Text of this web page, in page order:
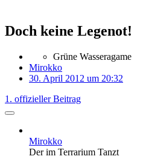
Doch keine Legenot!
Grüne Wasseragame
Mirokko
30. April 2012 um 20:32
1. offizieller Beitrag
Mirokko
Der im Terrarium Tanzt